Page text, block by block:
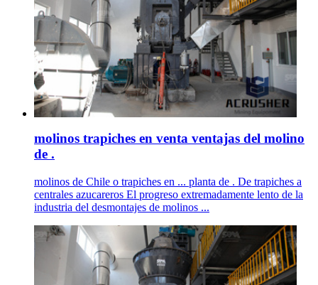
molinos trapiches en venta ventajas del molino
de .
molinos de Chile o trapiches en ... planta de . De trapiches a
centrales azucareros El progreso extremadamente lento de la
industria del desmontajes de molinos ...